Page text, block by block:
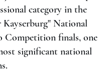
category in the
Kayserburg" National
Competition finals, one
significant national